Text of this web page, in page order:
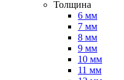
Толщина
6 мм
7 мм
8 мм
9 мм
10 мм
11 мм